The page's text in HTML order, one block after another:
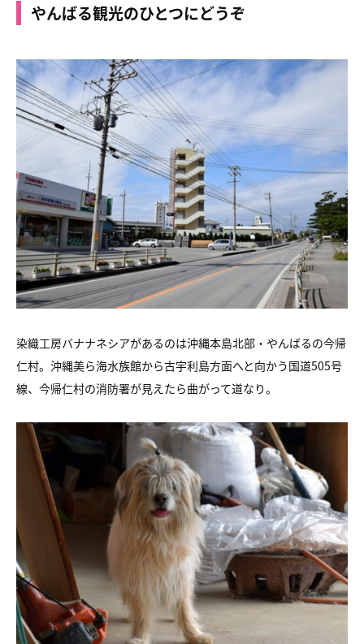
やんばる観光のひとつにどうぞ
染織工房バナナネシアがあるのは沖縄本島北部・やんばるの今帰
仁村。沖縄美ら海水族館から古宇利島方面へと向かう国道505号
線、今帰仁村の消防署が見えたら曲がって道なり。